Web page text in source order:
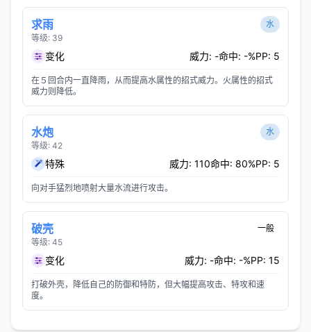
求雨
等级: 39
水
变化 威力: -命中: -%PP: 5
在５回合内一直降雨，从而提高水属性的招式威力。火属性的招式
威力则降低。
水炮
等级: 42
水
特殊 威力: 110命中: 80%PP: 5
向对手猛烈地喷射大量水流进行攻击。
破壳
等级: 45
一般
变化 威力: -命中: -%PP: 15
打破外壳，降低自己的防御和特防，但大幅提高攻击、特攻和速
度。